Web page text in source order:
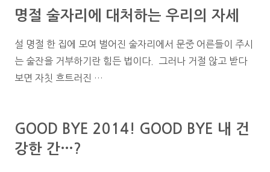
명절 술자리에 대처하는 우리의 자세
설 명절 한 집에 모여 벌어진 술자리에서 문중 어른들이 주시
는 술잔을 거부하기란 힘든 법이다. 그러나 거절 않고 받다
보면 자칫 흐트러진 …
GOOD BYE 2014! GOOD BYE 내 건
강한 간…?